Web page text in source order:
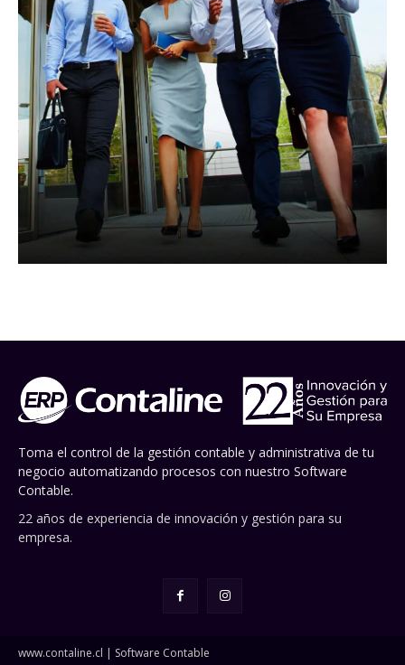
Toma el control de la gestión contable y administrativa de tu
negocio automatizando procesos con nuestro Software
Contable.
22 años de experiencia de innovación y gestión para su
empresa.
www.contaline.cl | Software Contable